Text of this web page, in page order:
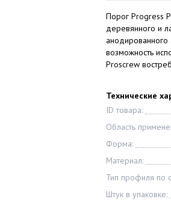
Порог Progress
деревянного и
возможность
Proscrew
Технические
ID товара:
Область
Форма:
Материал:
Тип профиля по
Штук в упаковке: